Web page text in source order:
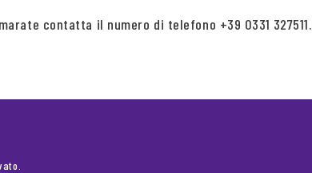
contatta il numero di telefono +39 0331 327511.